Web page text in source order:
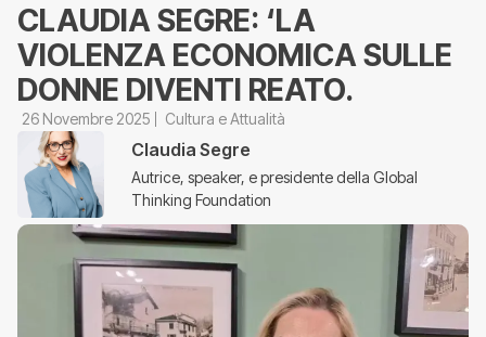
CLAUDIA SEGRE: ‘LA
VIOLENZA ECONOMICA SULLE
DONNE DIVENTI REATO.
26 Novembre 2025 Cultura e Attualità
Claudia Segre
Autrice, speaker, e presidente della Global
Thinking Foundation